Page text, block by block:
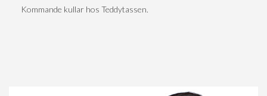
Kommande kullar hos Teddytassen.